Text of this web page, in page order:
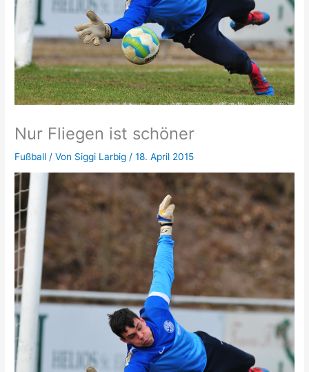
Nur Fliegen ist schöner
Fußball / Von Siggi Larbig /18. April 2015